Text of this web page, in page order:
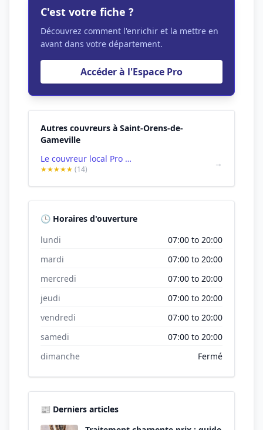
C'est votre fiche ?
Découvrez comment l'enrichir et la mettre en
avant dans votre département.
Accéder à l'Espace Pro
Autres couvreurs à Saint-Orens-de-
Gameville
Le couvreur local Pro Toiture 31 à St Orens de Gameville
★★★★★ (14)
→
🕒 Horaires d'ouverture
lundi
07:00 to 20:00
mardi
07:00 to 20:00
mercredi
07:00 to 20:00
jeudi
07:00 to 20:00
vendredi
07:00 to 20:00
samedi
07:00 to 20:00
dimanche
Fermé
📰 Derniers articles